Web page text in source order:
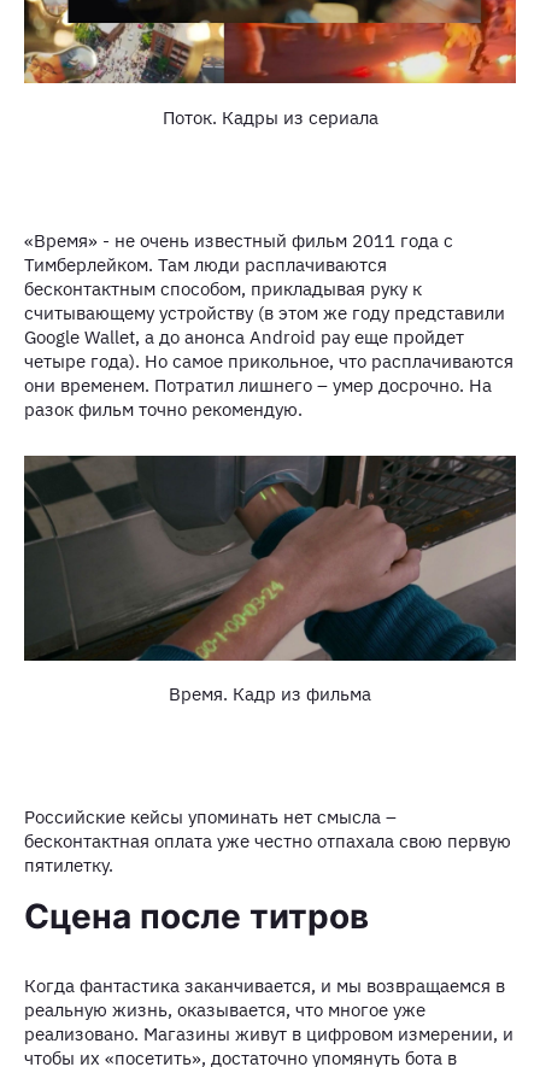
Поток. Кадры из сериала
«Время» - не очень известный фильм 2011 года с
Тимберлейком. Там люди расплачиваются
бесконтактным способом, прикладывая руку к
считывающему устройству (в этом же году представили
Google Wallet, а до анонса Android pay еще пройдет
четыре года). Но самое прикольное, что расплачиваются
они временем. Потратил лишнего – умер досрочно. На
разок фильм точно рекомендую.
Время. Кадр из фильма
Российские кейсы упоминать нет смысла –
бесконтактная оплата уже честно отпахала свою первую
пятилетку.
Сцена после титров
Когда фантастика заканчивается, и мы возвращаемся в
реальную жизнь, оказывается, что многое уже
реализовано. Магазины живут в цифровом измерении, и
чтобы их «посетить», достаточно упомянуть бота в